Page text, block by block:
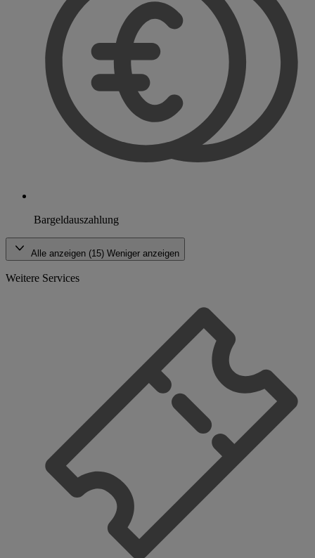
Bargeldauszahlung
Alle anzeigen (15) Weniger anzeigen
Weitere Services